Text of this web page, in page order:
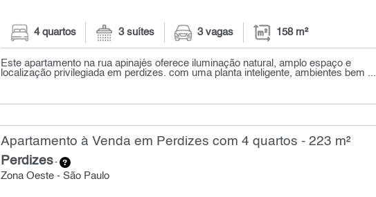
4 quartos 3 suítes 3 vagas 158 m²
Este apartamento na rua apinajés oferece iluminação natural, amplo espaço e
localização privilegiada em perdizes. com uma planta inteligente, ambientes bem ...
Apartamento à Venda em Perdizes com 4 quartos - 223 m²
Perdizes-
Zona Oeste - São Paulo